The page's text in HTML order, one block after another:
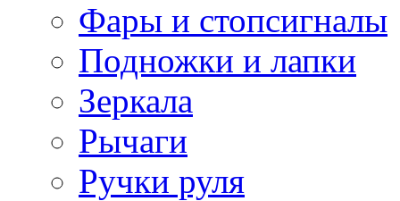
Фары и стопсигналы
Подножки и лапки
Зеркала
Рычаги
Ручки руля